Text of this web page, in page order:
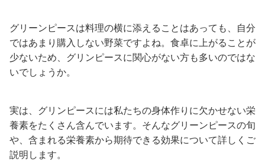
グリーンピースは料理の横に添えることはあっても、自分
ではあまり購入しない野菜ですよね。食卓に上がることが
少ないため、グリンピースに関心がない方も多いのではな
いでしょうか。
実は、グリンピースには私たちの身体作りに欠かせない栄
養素をたくさん含んでいます。そんなグリーンピースの旬
や、含まれる栄養素から期待できる効果について詳しくご
説明します。